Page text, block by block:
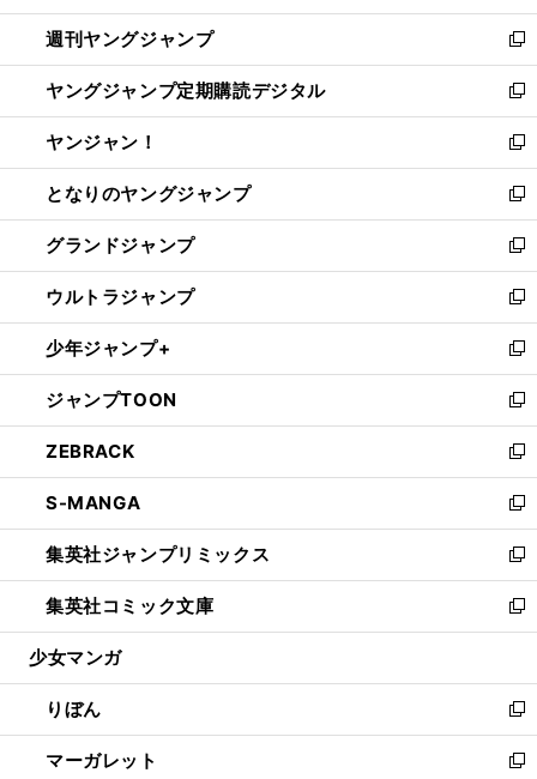
開
く
ウ
で
開
く
ン
ド
ウ
で
開
く
ウ
ィ
ン
ド
ウ
で
開
く
週刊ヤングジャンプ
新
し
い
ウ
ィ
ン
ド
ウ
で
開
く
ヤングジャンプ定期購読デジタル
新
し
い
ウ
ィ
ン
ド
ウ
で
開
く
ヤンジャン！
新
し
い
ウ
ィ
ン
ド
ウ
で
開
く
となりのヤングジャンプ
新
し
い
ウ
ィ
ン
ド
ウ
で
開
く
グランドジャンプ
新
し
い
ウ
ィ
ン
ド
ウ
で
開
く
ウルトラジャンプ
新
し
い
ウ
ィ
ン
ド
ウ
で
開
く
少年ジャンプ+
新
し
い
ウ
ィ
ン
ド
ウ
で
開
く
ジャンプTOON
新
し
い
ウ
ィ
ン
ド
ウ
で
開
ZEBRACK
新
し
い
ウ
ィ
ン
ド
ウ
開
く
S-MANGA
新
し
い
ウ
ィ
ン
ウ
で
開
く
集英社ジャンプリミックス
新
し
い
ウ
ン
ド
ウ
で
集英社コミック文庫
新
し
ウ
ィ
ン
ド
少女マンガ
りぼん
新
し
い
マーガレット
新